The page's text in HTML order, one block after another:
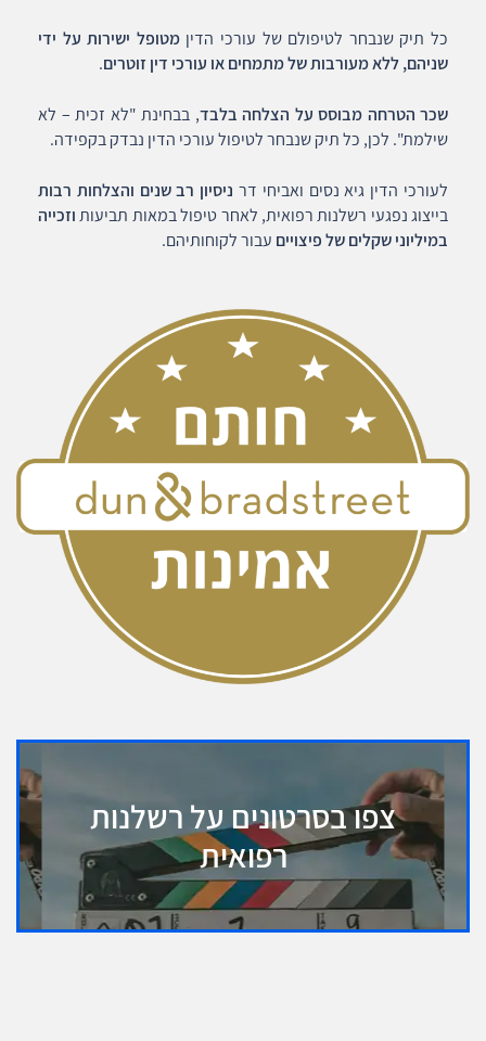
כל תיק שנבחר לטיפולם של עורכי הדיןמטופל ישירות על ידי
שניהם, ללא מעורבות של מתמחים או עורכי דין זוטרים.
שכר הטרחה מבוסס על הצלחה בלבד, בבחינת "לא זכית – לא
שילמת". לכן, כל תיק שנבחר לטיפול עורכי הדין נבדק בקפידה.
לעורכי הדין גיא נסים ואביחי דר ניסיון רב שנים והצלחות רבות
בייצוג נפגעי רשלנות רפואית, לאחר טיפול במאות תביעותוזכייה
במיליוני שקלים של פיצויים עבור לקוחותיהם.
צפו בסרטונים על רשלנות
רפואית